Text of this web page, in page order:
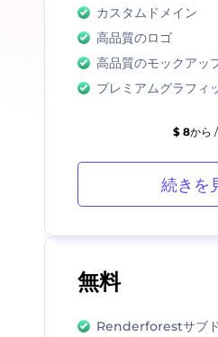
無料
Renderforestサブ
カスタムドメイン
高品質のロゴ
高品質のモックアッ
プレミアムグラフィ
$ 8から
続きを